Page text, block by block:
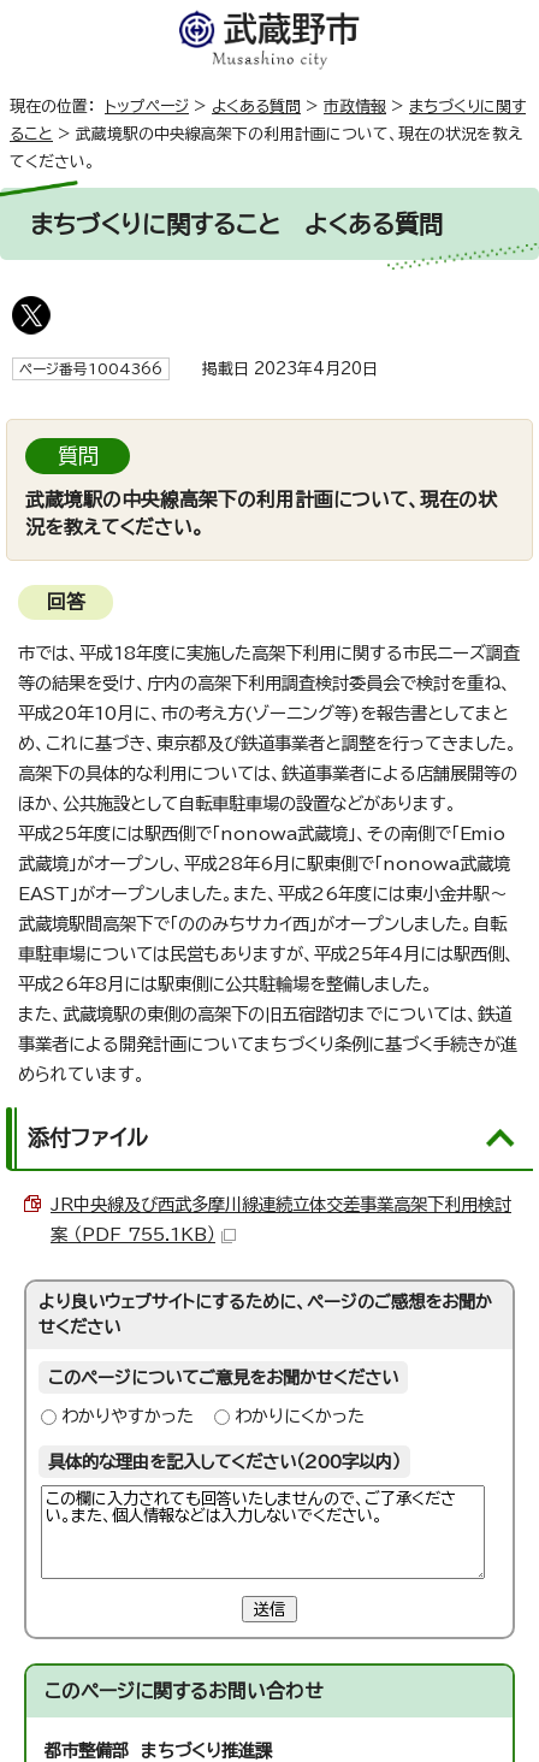
現在の位置： トップページ > よくある質問 > 市政情報 > まちづくりに関す
ること > 武蔵境駅の中央線高架下の利用計画について、現在の状況を教え
てください。
まちづくりに関すること よくある質問
ページ番号1004366 掲載日 2023年4月20日
質問
武蔵境駅の中央線高架下の利用計画について、現在の状
況を教えてください。
回答
市では、平成18年度に実施した高架下利用に関する市民ニーズ調査
等の結果を受け、庁内の高架下利用調査検討委員会で検討を重ね、
平成20年10月に、市の考え方(ゾーニング等)を報告書としてまと
め、これに基づき、東京都及び鉄道事業者と調整を行ってきました。
高架下の具体的な利用については、鉄道事業者による店舗展開等の
ほか、公共施設として自転車駐車場の設置などがあります。
平成25年度には駅西側で「nonowa武蔵境」、その南側で「Emio
武蔵境」がオープンし、平成28年6月に駅東側で「nonowa武蔵境
EAST」がオープンしました。また、平成26年度には東小金井駅～
武蔵境駅間高架下で「ののみちサカイ西」がオープンしました。自転
車駐車場については民営もありますが、平成25年4月には駅西側、
平成26年8月には駅東側に公共駐輪場を整備しました。
また、武蔵境駅の東側の高架下の旧五宿踏切までについては、鉄道
事業者による開発計画についてまちづくり条例に基づく手続きが進
められています。
添付ファイル
JR中央線及び西武多摩川線連続立体交差事業高架下利用検討
案 （PDF 755.1KB）
より良いウェブサイトにするために、ページのご感想をお聞か
せください
このページについてご意見をお聞かせください
わかりやすかった わかりにくかった
具体的な理由を記入してください（200字以内）
送信
このページに関するお問い合わせ
都市整備部 まちづくり推進課